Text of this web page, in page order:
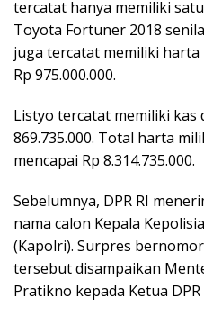
tercatat hanya memiliki
Toyota Fortuner 2018
juga tercatat memiliki
Rp 975.000.000.
Listyo tercatat memiliki kas
869.735.000. Total harta
mencapai Rp 8.314.735.000.
Sebelumnya, DPR RI
nama calon Kepala
(Kapolri). Surpres
tersebut disampaikan
Pratikno kepada Ketua